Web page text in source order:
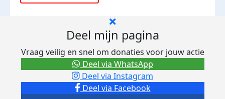
Deel mijn pagina
Vraag veilig en snel om donaties voor jouw actie
Deel via Facebook
Deel via Instagram
Deel via WhatsApp